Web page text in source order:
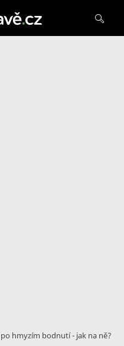
hmyzím bodnutí - jak na ně?